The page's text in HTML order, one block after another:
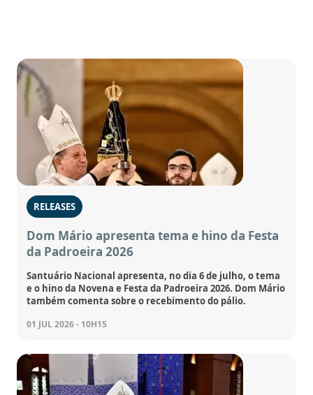
RELEASES
Dom Mário apresenta tema e hino da Festa
da Padroeira 2026
Santuário Nacional apresenta, no dia 6 de julho, o tema
e o hino da Novena e Festa da Padroeira 2026. Dom Mário
também comenta sobre o recebimento do pálio.
01 JUL 2026 - 10H15